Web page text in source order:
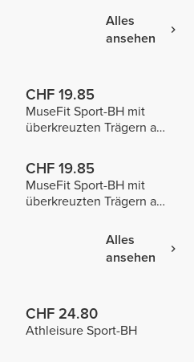
Alles
ansehen
CHF 19.85
MuseFit Sport-BH mit
überkreuzten Trägern am
CHF 19.85
MuseFit Sport-BH mit
überkreuzten Trägern am
Alles
ansehen
CHF 24.80
Athleisure Sport-BH